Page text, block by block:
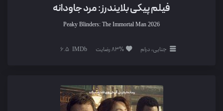
فیلم پیکی بلایندرز: مرد جاودانه
Peaky Blinders: The Immortal Man 2026
جنایی، درام 83% رضایت 6.5